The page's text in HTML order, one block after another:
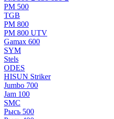
РМ 500
TGB
РМ 800
РМ 800 UTV
Gamax 600
SYM
Stels
ОDЕS
HISUN Striker
Jumbo 700
Jam 100
SMC
Рысь 500